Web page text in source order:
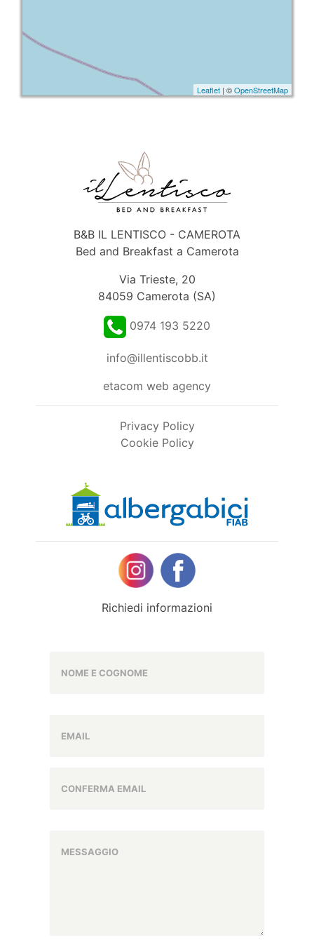
Leaflet | ©OpenStreetMap
B&B IL LENTISCO - CAMEROTA
Bed and Breakfast a Camerota
Via Trieste, 20
84059 Camerota (SA)
0974 193 5220
info@illentiscobb.it
etacom web agency
Privacy Policy
Cookie Policy
Richiedi informazioni